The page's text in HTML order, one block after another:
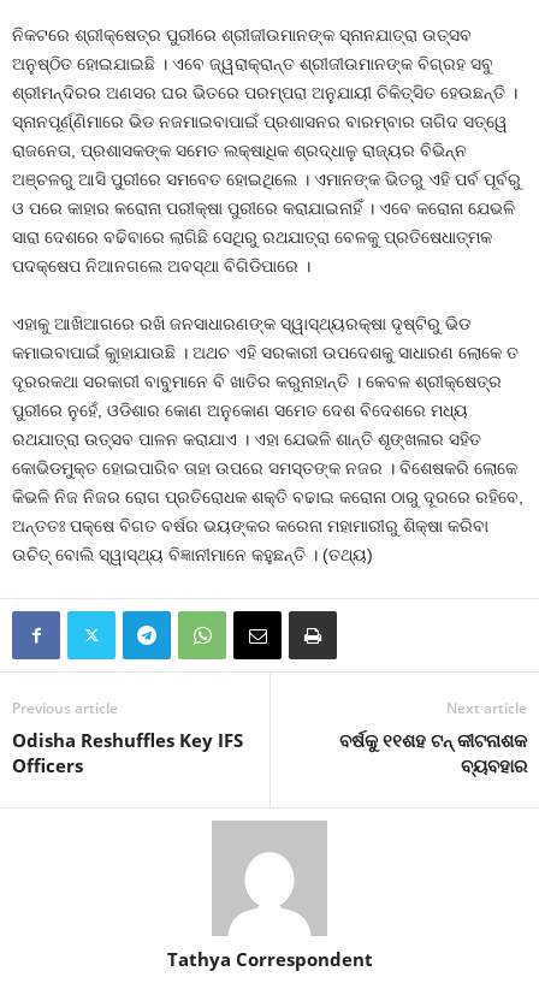
ନିକଟରେ ଶ୍ରୀକ୍ଷେତ୍ର ପୁରୀରେ ଶ୍ରୀଜୀଉମାନଙ୍କ ସ୍ନାନଯାତ୍ରା ଉତ୍ସବ
ଅନୁଷ୍ଠିତ ହୋଇଯାଇଛି । ଏବେ ଜ୍ୱରାକ୍ରାନ୍ତ ଶ୍ରୀଜୀଉମାନଙ୍କ ବିଗ୍ରହ ସବୁ
ଶ୍ରୀମନ୍ଦିରର ଅଣସର ଘର ଭିତରେ ପରମ୍ପରା ଅନୁଯାୟୀ ଚିକିତ୍ସିତ ହେଉଛନ୍ତି ।
ସ୍ନାନପୂର୍ଣ୍ଣିମାରେ ଭିଡ ନଜମାଇବାପାଇଁ ପ୍ରଶାସନର ବାରମ୍ବାର ତାଗିଦ ସତ୍ୱେ
ରାଜନେତା, ପ୍ରଶାସକଙ୍କ ସମେତ ଲକ୍ଷାଧିକ ଶ୍ରଦ୍ଧାଳୁ ରାଜ୍ୟର ବିଭିନ୍ନ
ଅଞ୍ଚଳରୁ ଆସି ପୁରୀରେ ସମବେତ ହୋଇଥିଲେ । ଏମାନଙ୍କ ଭିତରୁ ଏହି ପର୍ବ ପୂର୍ବରୁ
ଓ ପରେ କାହାର କରୋନା ପରୀକ୍ଷା ପୁରୀରେ କରାଯାଇନାହିଁ । ଏବେ କରୋନା ଯେଭଳି
ସାରା ଦେଶରେ ବଢିବାରେ ଲାଗିଛି ସେଥିରୁ ରଥଯାତ୍ରା ବେଳକୁ ପ୍ରତିଷେଧାତ୍ମକ
ପଦକ୍ଷେପ ନିଆନଗଲେ ଅବସ୍ଥା ବିଗିଡିପାରେ ।
ଏହାକୁ ଆଖିଆଗରେ ରଖି ଜନସାଧାରଣଙ୍କ ସ୍ୱାସ୍ଥ୍ୟରକ୍ଷା ଦୃଷ୍ଟିରୁ ଭିଡ
କମାଇବାପାଇଁ କୁାହାଯାଉଛି । ଅଥଚ ଏହି ସରକାରୀ ଉପଦେଶକୁ ସାଧାରଣ ଲୋକେ ତ
ଦୂରରକଥା ସରକାରୀ ବାବୁମାନେ ବି ଖାତିର କରୁନାହାନ୍ତି । କେବଳ ଶ୍ରୀକ୍ଷେତ୍ର
ପୁରୀରେ ନୁହେଁ, ଓଡିଶାର କୋଣ ଅନୁକୋଣ ସମେତ ଦେଶ ବିଦେଶରେ ମଧ୍ୟ
ରଥଯାତ୍ରା ଉତ୍ସବ ପାଳନ କରାଯାଏ । ଏହା ଯେଭଳି ଶାନ୍ତି ଶୃଙ୍ଖଳାର ସହିତ
କୋଭିଡମୁକ୍ତ ହୋଇପାରିବ ତାହା ଉପରେ ସମସ୍ତଙ୍କ ନଜର । ବିଶେଷକରି ଲୋକେ
କିଭଳି ନିଜ ନିଜର ରୋଗ ପ୍ରତିରୋଧକ ଶକ୍ତି ବଢାଇ କରୋନା ଠାରୁ ଦୂରରେ ରହିବେ,
ଅନ୍ତତଃ ପକ୍ଷେ ବିଗତ ବର୍ଷର ଭୟଙ୍କର କରେନା ମହାମାରୀରୁ ଶିକ୍ଷା କରିବା
ଉଚିତ୍‍ ବୋଲି ସ୍ୱାସ୍ଥ୍ୟ ବିଜ୍ଞାନୀମାନେ କହୁଛନ୍ତି । (ତଥ୍ୟ)
Previous article
Odisha Reshuffles Key IFS
Officers
Next article
ବର୍ଷକୁ ୧୧ଶହ ଟନ୍‍ କୀଟନାଶକ
ବ୍ୟବହାର
Tathya Correspondent